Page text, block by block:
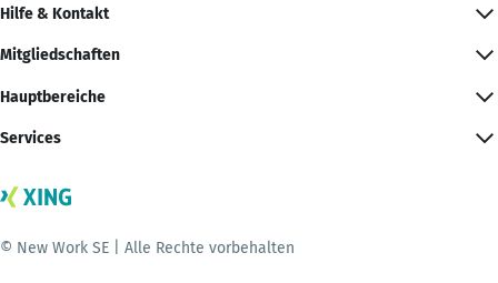
Hilfe & Kontakt
Mitgliedschaften
Hauptbereiche
Services
© New Work SE | Alle Rechte vorbehalten